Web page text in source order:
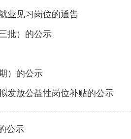
业见习岗位的通告
批）的公示
）的公示
发放公益性岗位补贴的公示
公示